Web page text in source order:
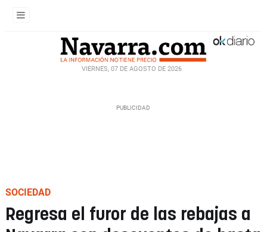
VIERNES, 07 DE AGOSTO DE 2026
SOCIEDAD
Regresa el furor de las rebajas a